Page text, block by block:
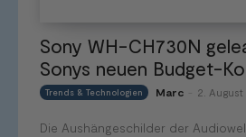
Sony WH-CH730N
Sonys neuen Budget-
Trends & Technologien Marc 2.
Die Aushängeschilder der